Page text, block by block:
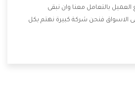
بالتعامل معنا وان نبقى
الاسواق فنحن شركة كبيرة نهتم بكل
خدمة الصيانة التى تكون من أهم